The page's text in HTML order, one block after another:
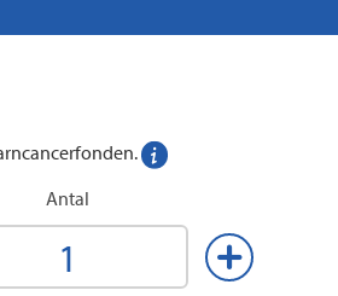
mer
Antal